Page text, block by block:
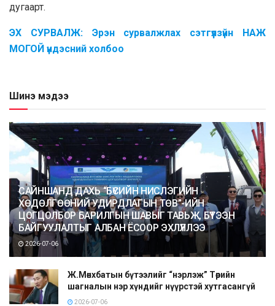
дугаарт.
ЭХ СУРВАЛЖ: Эрэн сурвалжлах сэтгүүлзүйн НАЖ
МОГОЙ үндэсний холбоо
Шинэ мэдээ
САЙНШАНД ДАХЬ “БҮСИЙН НИСЛЭГИЙН
ХӨДӨЛГӨӨНИЙ УДИРДЛАГЫН ТӨВ”-ИЙН
ЦОГЦОЛБОР БАРИЛГЫН ШАВЫГ ТАВЬЖ, БҮТЭЭН
БАЙГУУЛАЛТЫГ АЛБАН ЁСООР ЭХЛҮҮЛЛЭЭ
2026-07-06
Ж.Мөнхбатын бүтээлийг “нэрлэж” Төрийн
шагналын нэр хүндийг нүүрстэй хутгасангүй
2026-07-06